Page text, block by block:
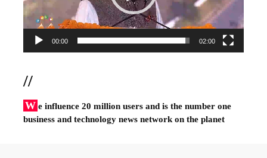
00:00 02:00
//
W e influence 20 million users and is the number one
business and technology news network on the planet